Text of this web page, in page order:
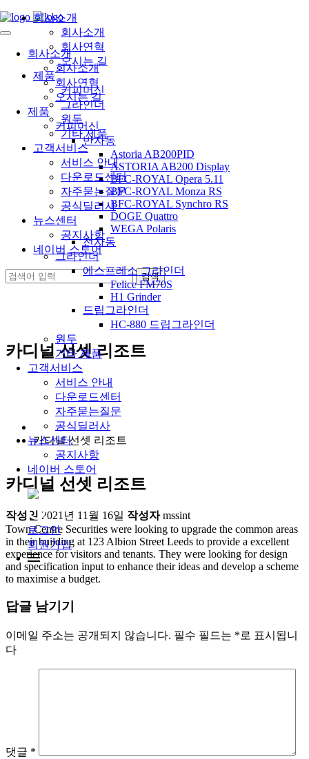
회사소개
회사소개
회사연혁
오시는 길
제품
커피머신
반자동
Astoria AB200PID
ASTORIA AB200 Display
BFC-ROYAL Opera 5.11
BFC-ROYAL Monza RS
BFC-ROYAL Synchro RS
DOGE Quattro
WEGA Polaris
전자동
그라인더
에스프레소 그라인더
Felice FM70S
H1 Grinder
드립그라인더
HC-880 드립그라인더
원두
기타 제품
고객서비스
서비스 안내
다운로드센터
자주묻는질문
공식딜러사
뉴스센터
공지사항
네이버 스토어
로그인
회원가입
회사소개
회사소개
회사연혁
오시는 길
제품
커피머신
그라인더
원두
기타 제품
고객서비스
서비스 안내
다운로드센터
자주묻는질문
공식딜러사
뉴스센터
공지사항
네이버 스토어
카디널 선셋 리조트
카디널 선셋 리조트
카디널 선셋 리조트
작성일 2021년 11월 16일 작성자mssint
Town Centre Securities were looking to upgrade the common areas
in their building at 123 Albion Street Leeds to provide a excellent
experience for visitors and tenants. They were looking for design
and specification input to enhance their ideas and develop a scheme
to maximise a budget.
답글 남기기
이메일 주소는 공개되지 않습니다. 필수 필드는 *로 표시됩니
다
댓글 *